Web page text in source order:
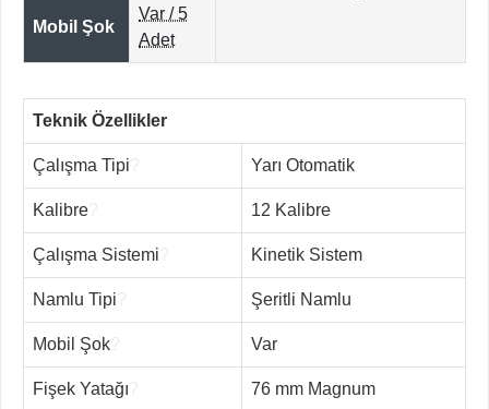
Mobil Şok
Var / 5
Adet
Teknik Özellikler
Çalışma Tipi Yarı Otomatik
Kalibre 12 Kalibre
Çalışma Sistemi Kinetik Sistem
Namlu Tipi Şeritli Namlu
Mobil Şok Var
Fişek Yatağı 76 mm Magnum